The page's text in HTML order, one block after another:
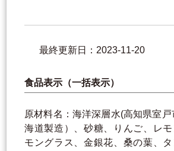
最終更新日：2023-11-20
食品表示（一括表示）
原材料名：海洋深層水(高知県室
海道製造）、砂糖、りんご、レ
モングラス、金銀花、桑の葉、